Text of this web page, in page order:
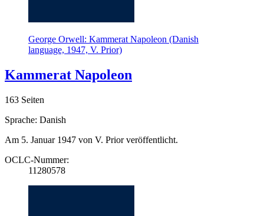
George Orwell: Kammerat Napoleon (Danish
language, 1947, V. Prior)
Kammerat Napoleon
163 Seiten
Sprache: Danish
Am 5. Januar 1947 von V. Prior veröffentlicht.
OCLC-Nummer:
11280578